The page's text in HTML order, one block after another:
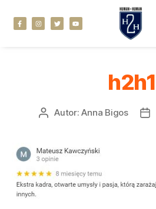
h2h1
Autor:Anna Bigos